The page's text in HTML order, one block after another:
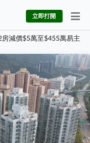
立即打開
減價$5萬至$455萬易主